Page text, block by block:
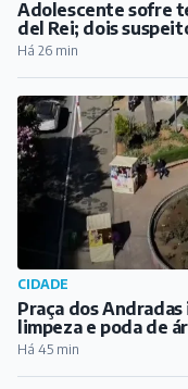
Adolescente sofre
del Rei; dois
Há 26 min
CIDADE
Praça dos
limpeza e poda de
Há 45 min